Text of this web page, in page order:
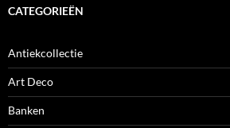
CATEGORIEËN
Antiekcollectie
Art Deco
Banken